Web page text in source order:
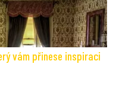
vám přinese inspiraci